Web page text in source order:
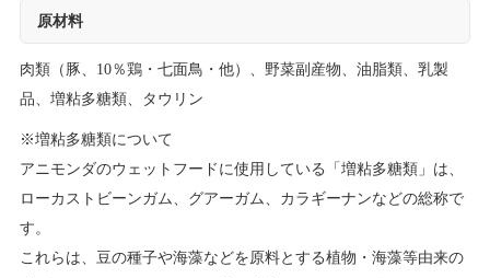
原材料
肉類（豚、10％鶏・七面鳥・他）、野菜副産物、油脂類、乳製
品、増粘多糖類、タウリン
※増粘多糖類について
アニモンダのウェットフードに使用している「増粘多糖類」は、
ローカストビーンガム、グアーガム、カラギーナンなどの総称で
す。
これらは、豆の種子や海藻などを原料とする植物・海藻等由来の